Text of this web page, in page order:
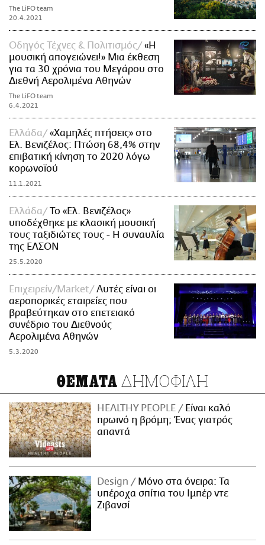
The LiFO team
20.4.2021
Οδηγός Τέχνες & Πολιτισμός
«Η
μουσική απογειώνει!» Μια έκθεση
για τα 30 χρόνια του Μεγάρου στο
Διεθνή Αερολιμένα Αθηνών
The LiFO team
6.4.2021
Ελλάδα
«Χαμηλές πτήσεις» στο
Ελ. Βενιζέλος: Πτώση 68,4% στην
επιβατική κίνηση το 2020 λόγω
κορωνοϊού
11.1.2021
Ελλάδα
Το «Ελ. Βενιζέλος»
υποδέχθηκε με κλασική μουσική
τους ταξιδιώτες τους - Η συναυλία
της ΕΛΣΟΝ
25.5.2020
Επιχειρείν/Market
Αυτές είναι οι
αεροπορικές εταιρείες που
βραβεύτηκαν στο επετειακό
συνέδριο του Διεθνούς
Αερολιμένα Αθηνών
5.3.2020
ΘΕΜΑΤΑ ΔΗΜΟΦΙΛΗ
HEALTHY PEOPLE
Είναι καλό
πρωινό η βρόμη; Ένας γιατρός
απαντά
Design
Μόνο στα όνειρα: Τα
υπέροχα σπίτια του Ιμπέρ ντε
Ζιβανσί